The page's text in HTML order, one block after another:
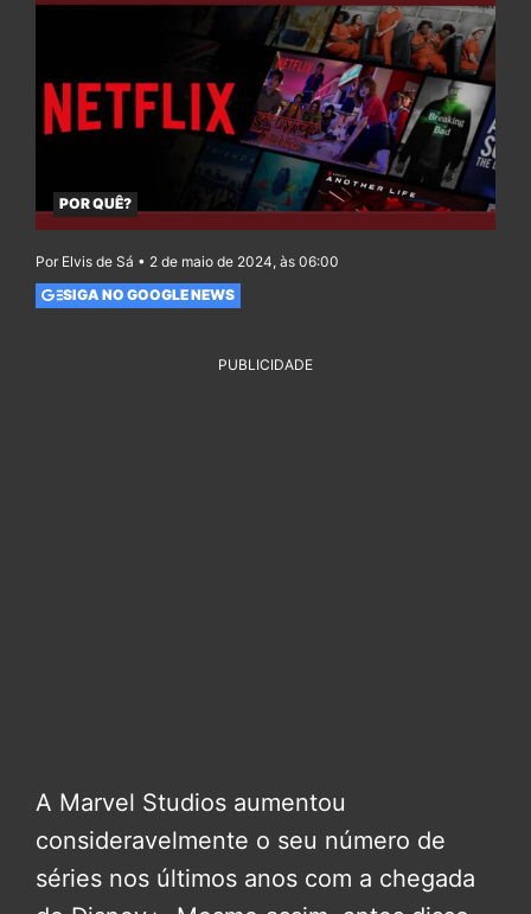
POR QUÊ?
Por Elvis de Sá • 2 de maio de 2024, às 06:00
SIGA NO GOOGLE NEWS
PUBLICIDADE
A Marvel Studios aumentou
consideravelmente o seu número de
séries nos últimos anos com a chegada